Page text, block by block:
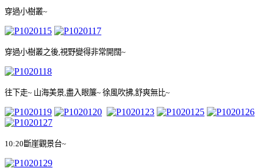
穿過小樹叢~
穿過小樹叢之後 視野變得非常開闊~
往下走~ 山海美景 盡入眼簾~ 徐風吹拂 舒爽無比~
10:20 斷崖觀景台~